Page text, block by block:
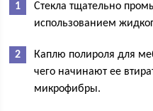
Стекла тщательно
использованием
Каплю полироля для
чего начинают ее
микрофибры.